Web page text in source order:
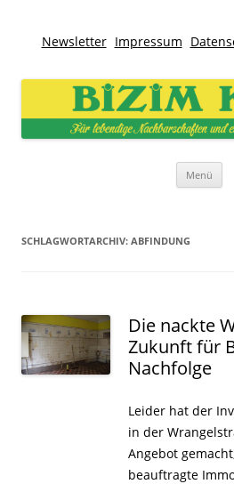
Newsletter Impressum
Bizim Kiez – Unser
Für lebendige Nachbarschaften und
Menü
SCHLAGWORTARCHIV: ABFINDUNG
Die nackte
Zukunft für
Nachfolge
Leider hat der
in der
Angebot
beauftragte